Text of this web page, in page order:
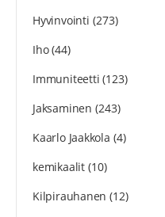
Hyvinvointi (273)
Iho(44)
Immuniteetti (123)
Jaksaminen (243)
Kaarlo Jaakkola (4)
kemikaalit(10)
Kilpirauhanen (12)